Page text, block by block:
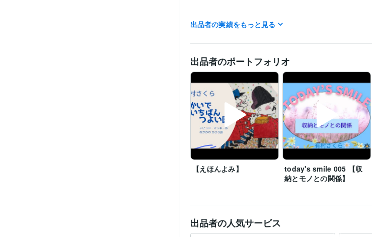
暖かくなったり
体調に気をつけてね
お元気ですか？
お風邪は召していませんか？
あなたが元気でいらっしゃることが希望です
昨年の10月以降無理がたたったため
待機を控えております
お待たせしてすみません
今日も最高の1日に♡
あなたと話したい
あなたを知りたい
ありがとうございます
経験職種 マーケティング / ブランディング
営業 / 個人営業
出品者の実績をもっと見る
出品者のポートフォリオ
【えほんよみ】
today's smile 005 【収
納とモノとの関係】
出品者の人気サービス